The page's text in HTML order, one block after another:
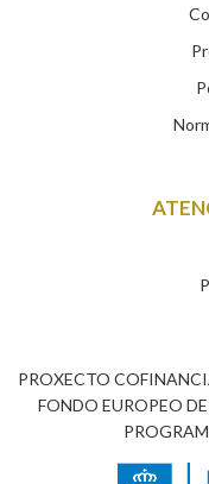
PROXECTO
FONDO EUROPEO